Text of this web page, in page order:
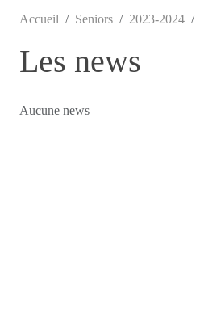
Accueil Seniors 2023-2024
Les news
Aucune news